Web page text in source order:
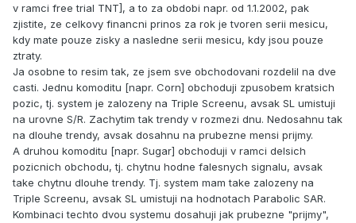
v ramci free trial TNT], a to za obdobi napr. od 1.1.2002, pak
zjistite, ze celkovy financni prinos za rok je tvoren serii mesicu,
kdy mate pouze zisky a nasledne serii mesicu, kdy jsou pouze
ztraty.
Ja osobne to resim tak, ze jsem sve obchodovani rozdelil na dve
casti. Jednu komoditu [napr. Corn] obchoduji zpusobem kratsich
pozic, tj. system je zalozeny na Triple Screenu, avsak SL umistuji
na urovne S/R. Zachytim tak trendy v rozmezi dnu. Nedosahnu tak
na dlouhe trendy, avsak dosahnu na prubezne mensi prijmy.
A druhou komoditu [napr. Sugar] obchoduji v ramci delsich
pozicnich obchodu, tj. chytnu hodne falesnych signalu, avsak
take chytnu dlouhe trendy. Tj. system mam take zalozeny na
Triple Screenu, avsak SL umistuji na hodnotach Parabolic SAR.
Kombinaci techto dvou systemu dosahuji jak prubezne "prijmy",